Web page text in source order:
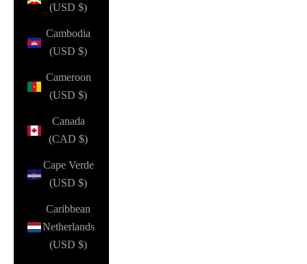
(USD $)
Cambodia
(USD $)
Cameroon
(USD $)
Canada
(CAD $)
Cape Verde
(USD $)
Caribbean
Netherlands
(USD $)